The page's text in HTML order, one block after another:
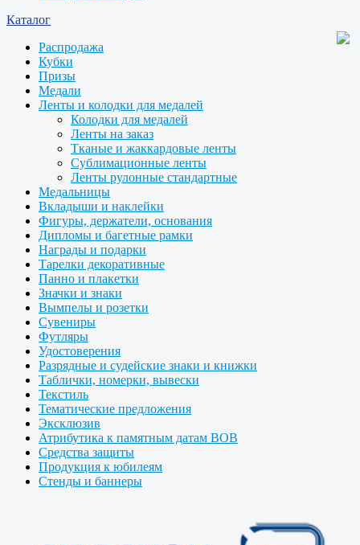
Каталог
Распродажа
Кубки
Призы
Медали
Ленты и колодки для медалей
Колодки для медалей
Ленты на заказ
Тканые и жаккардовые ленты
Сублимационные ленты
Ленты рулонные стандартные
Медальницы
Вкладыши и наклейки
Фигуры, держатели, основания
Дипломы и багетные рамки
Награды и подарки
Тарелки декоративные
Панно и плакетки
Значки и знаки
Вымпелы и розетки
Сувениры
Футляры
Удостоверения
Разрядные и судейские знаки и книжки
Таблички, номерки, вывески
Текстиль
Тематические предложения
Эксклюзив
Атрибутика к памятным датам ВОВ
Средства защиты
Продукция к юбилеям
Стенды и баннеры